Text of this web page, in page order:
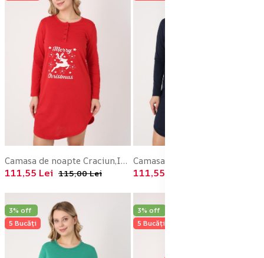
Camasa de noapte Craciun,Imprimeu Ren,En-gros
111,55 Lei 115,00 Lei 111,55 Lei
3% off
5 Bucăți
3% off
5 Bucăți